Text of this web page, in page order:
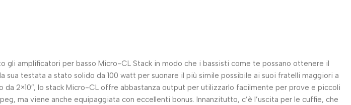
amplificatori per basso Micro-CL Stack in modo che i bassisti come te possano ottenere il
testata a stato solido da 100 watt per suonare il più simile possibile ai suoi fratelli maggiori a
2×10″, lo stack Micro-CL offre abbastanza output per utilizzarlo facilmente per prove e piccoli
ma viene anche equipaggiata con eccellenti bonus. Innanzitutto, c’è l’uscita per le cuffie, che